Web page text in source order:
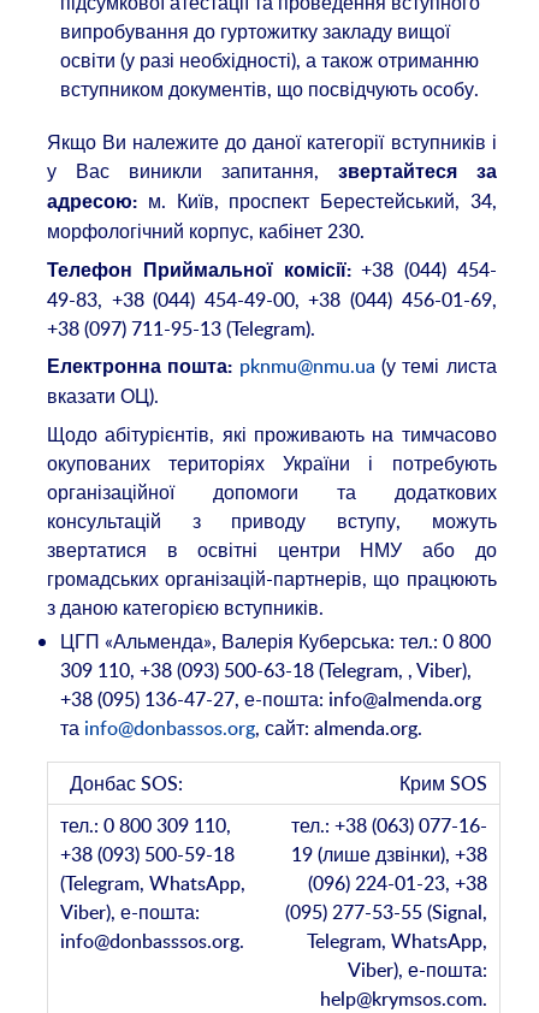
випробування до гуртожитку закладу вищої
освіти (у разі необхідності), а також отриманню
вступником документів, що посвідчують особу.
Якщо Ви належите до даної категорії вступників і
у Вас виникли запитання, звертайтеся за
адресою:
м. Київ, проспект Берестейський, 34,
морфологічний корпус, кабінет 230.
Телефон Приймальної комісії:+38 (044) 454-
49-83, +38 (044) 454-49-00, +38 (044) 456-01-69,
+38 (097) 711-95-13 (Telegram).
Електронна пошта: pknmu@nmu.ua (у темі листа
вказати ОЦ).
Щодо абітурієнтів, які проживають на тимчасово
окупованих територіях України і потребують
організаційної допомоги та додаткових
консультацій з приводу вступу, можуть
звертатися в освітні центри НМУ або до
громадських організацій-партнерів, що працюють
з даною категорією вступників.
ЦГП «Альменда», Валерія Куберська: тел.: 0 800
309 110, +38 (093) 500-63-18 (Telegram, , Viber),
+38 (095) 136-47-27, е-пошта: info@almenda.org
та info@donbassos.org, сайт: almenda.org.
Крим SOS
тел.: +38 (063) 077-16-
19 (лише дзвінки), +38
(096) 224-01-23, +38
(095) 277-53-55 (Signal,
Telegram, WhatsApp,
Viber), е-пошта:
help@krymsos.com.